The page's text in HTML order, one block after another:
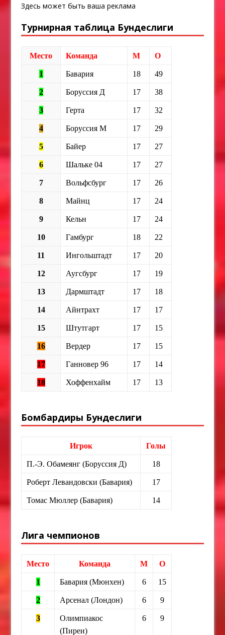
Здесь может быть ваша реклама
Турнирная таблица Бундеслиги
Место Команда М О
1 Бавария 18 49
2 Боруссия Д 17 38
3 Герта 17 32
4 Боруссия М 17 29
5 Байер 17 27
6 Шальке 04 17 27
7 Вольфсбург 17 26
8 Майнц 17 24
9 Кельн 17 24
10 Гамбург 18 22
11 Ингольштадт 17 20
12 Аугсбург 17 19
13 Дармштадт 17 18
14 Айнтрахт 17 17
15 Штутгарт 17 15
16 Вердер 17 15
17 Ганновер 96 17 14
18 Хоффенхайм 17 13
Бомбардиры Бундеслиги
Игрок Голы
П.-Э. Обамеянг (Боруссия Д) 18
Роберт Левандовски (Бавария) 17
Томас Мюллер (Бавария) 14
Лига чемпионов
Место Команда М О
1 Бавария (Мюнхен) 6 15
2 Арсенал (Лондон) 6 9
3
Олимпиакос
(Пиреи)
6 9